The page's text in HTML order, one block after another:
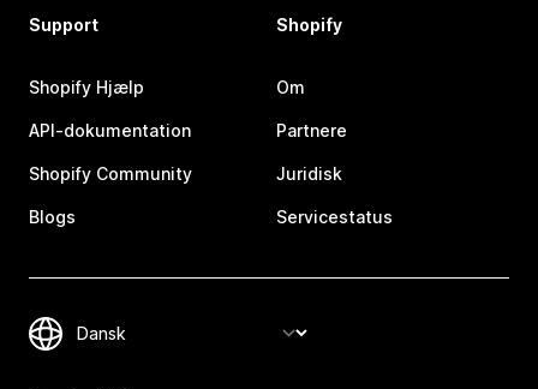
Support
Shopify Hjælp
API-dokumentation
Shopify Community
Blogs
Shopify
Om
Partnere
Juridisk
Servicestatus